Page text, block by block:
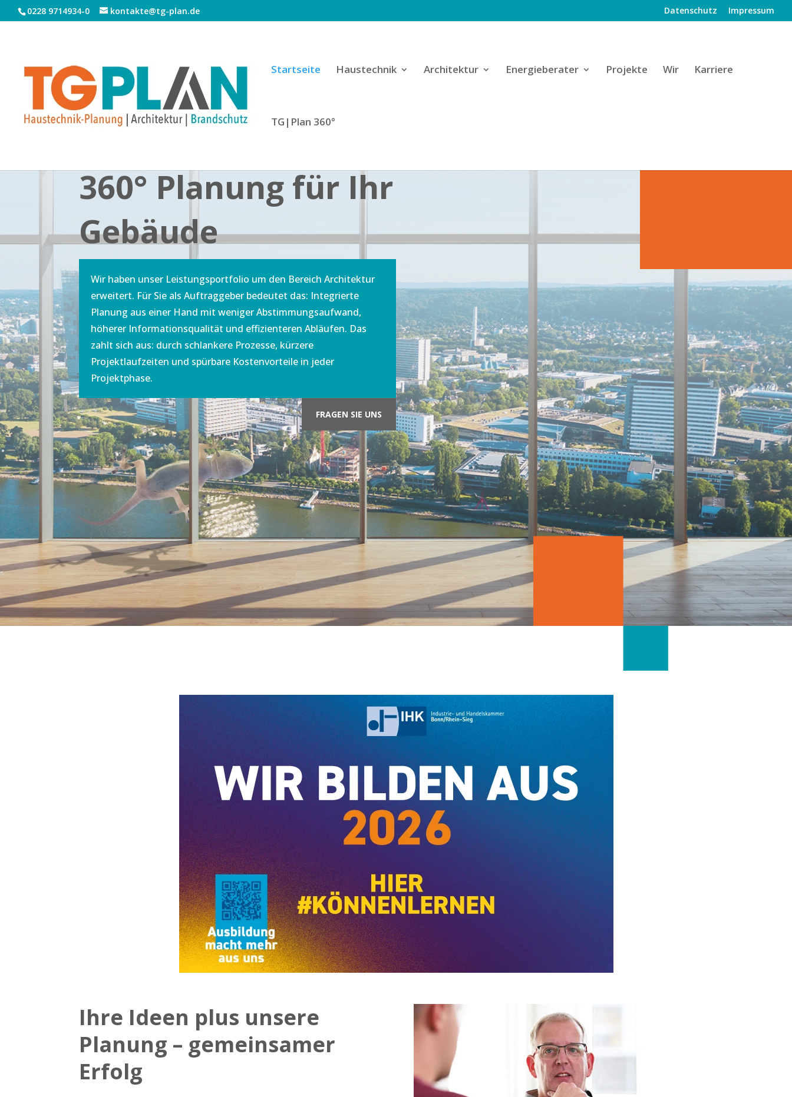
0228 9714934-0 kontakte@tg-plan.de Datenschutz Impressum
Startseite Haustechnik Architektur Energieberater Projekte Wir Karriere
TG|Plan 360°
360° Planung für Ihr
Gebäude
Wir haben unser Leistungsportfolio um den Bereich Architektur
erweitert. Für Sie als Auftraggeber bedeutet das: Integrierte
Planung aus einer Hand mit weniger Abstimmungsaufwand,
höherer Informationsqualität und effizienteren Abläufen. Das
zahlt sich aus: durch schlankere Prozesse, kürzere
Projektlaufzeiten und spürbare Kostenvorteile in jeder
Projektphase.
FRAGEN SIE UNS
Ihre Ideen plus unsere
Planung – gemeinsamer
Erfolg